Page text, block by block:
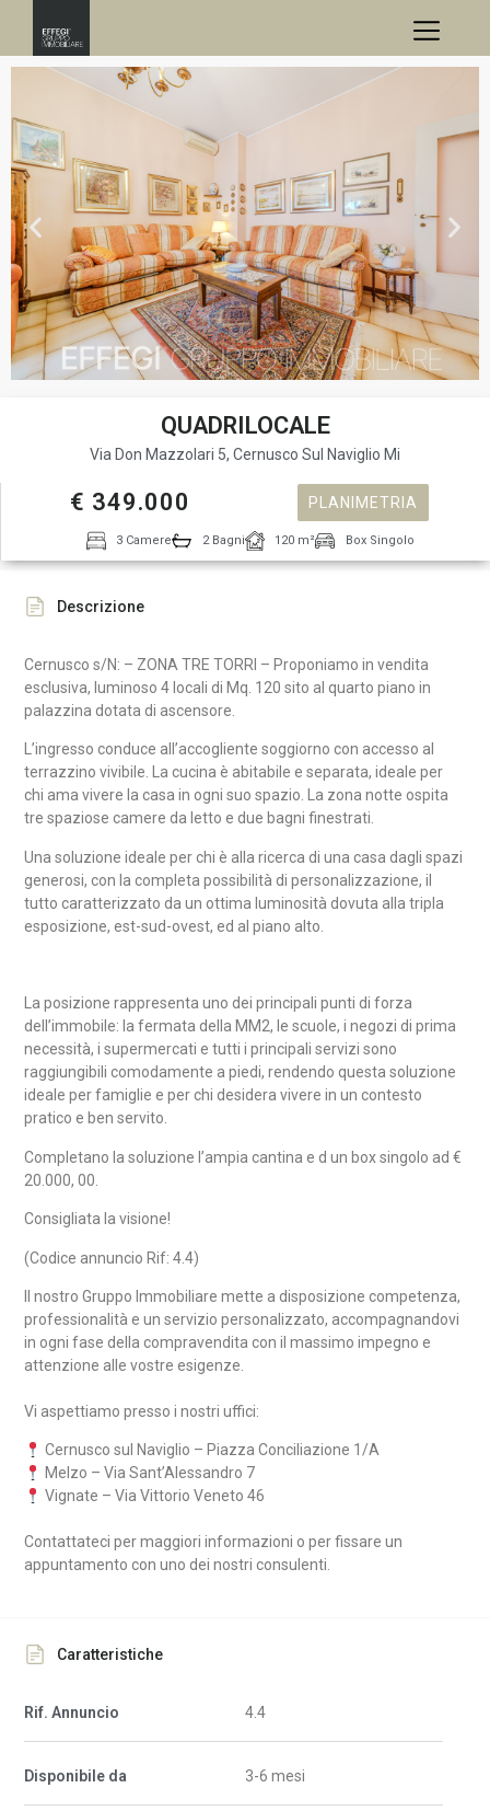
QUADRILOCALE
Via Don Mazzolari 5, Cernusco Sul Naviglio Mi
€ 349.000 PLANIMETRIA
3 Camere 2 Bagni 120 m² Box Singolo
Descrizione
Cernusco s/N: – ZONA TRE TORRI – Proponiamo in vendita
esclusiva, luminoso 4 locali di Mq. 120 sito al quarto piano in
palazzina dotata di ascensore.
L’ingresso conduce all’accogliente soggiorno con accesso al
terrazzino vivibile. La cucina è abitabile e separata, ideale per
chi ama vivere la casa in ogni suo spazio. La zona notte ospita
tre spaziose camere da letto e due bagni finestrati.
Una soluzione ideale per chi è alla ricerca di una casa dagli spazi
generosi, con la completa possibilità di personalizzazione, il
tutto caratterizzato da un ottima luminosità dovuta alla tripla
esposizione, est-sud-ovest, ed al piano alto.
La posizione rappresenta uno dei principali punti di forza
dell’immobile: la fermata della MM2, le scuole, i negozi di prima
necessità, i supermercati e tutti i principali servizi sono
raggiungibili comodamente a piedi, rendendo questa soluzione
ideale per famiglie e per chi desidera vivere in un contesto
pratico e ben servito.
Completano la soluzione l’ampia cantina e d un box singolo ad €
20.000, 00.
Consigliata la visione!
(Codice annuncio Rif: 4.4)
Il nostro Gruppo Immobiliare mette a disposizione competenza,
professionalità e un servizio personalizzato, accompagnandovi
in ogni fase della compravendita con il massimo impegno e
attenzione alle vostre esigenze.
Vi aspettiamo presso i nostri uffici:
Cernusco sul Naviglio – Piazza Conciliazione 1/A
Melzo – Via Sant’Alessandro 7
Vignate – Via Vittorio Veneto 46
Contattateci per maggiori informazioni o per fissare un
appuntamento con uno dei nostri consulenti.
Caratteristiche
Rif. Annuncio 4.4
Disponibile da 3-6 mesi